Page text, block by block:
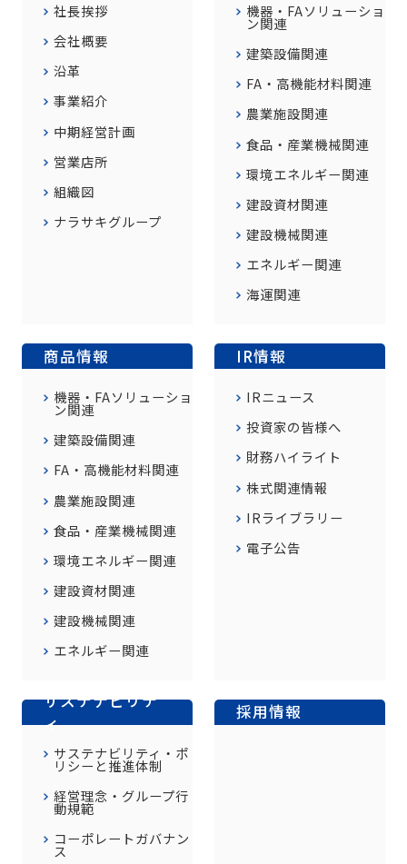
社長挨拶
会社概要
沿革
事業紹介
中期経営計画
営業店所
組織図
ナラサキグループ
機器・FAソリューショ
ン関連
建築設備関連
FA・高機能材料関連
農業施設関連
食品・産業機械関連
環境エネルギー関連
建設資材関連
建設機械関連
エネルギー関連
海運関連
商品情報
機器・FAソリューショ
ン関連
建築設備関連
FA・高機能材料関連
農業施設関連
食品・産業機械関連
環境エネルギー関連
建設資材関連
建設機械関連
エネルギー関連
IR情報
IRニュース
投資家の皆様へ
財務ハイライト
株式関連情報
IRライブラリー
電子公告
サステナビリテ
ィ
サステナビリティ・ポ
リシーと推進体制
経営理念・グループ行
動規範
コーポレートガバナン
ス
採用情報